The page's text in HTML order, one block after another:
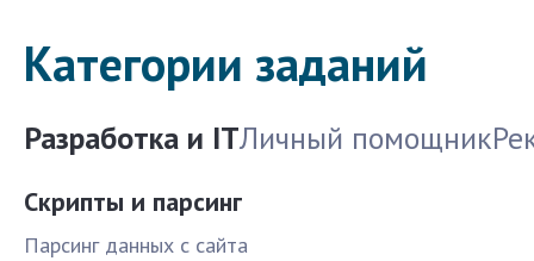
Категории заданий
Разработка и ITЛичный помощник
Скрипты и парсинг
Парсинг данных с сайта